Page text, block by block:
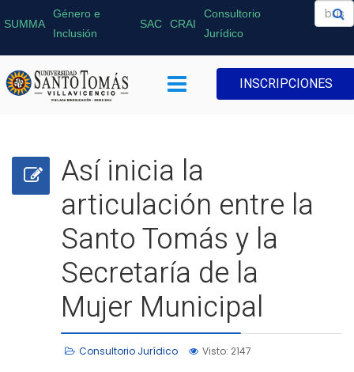
SUMMA
Género e
Inclusión
SAC CRAI
Consultorio
Jurídico
INSCRIPCIONES
Así inicia la
articulación entre la
Santo Tomás y la
Secretaría de la
Mujer Municipal
Consultorio Jurídico Visto: 2147